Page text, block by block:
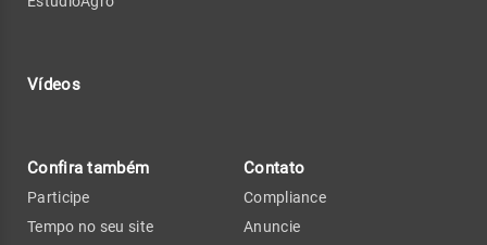
Vídeos
Confira também
Participe
Tempo no seu site
Contato
Compliance
Anuncie